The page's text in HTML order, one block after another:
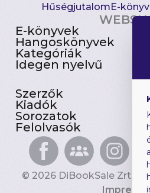
HűségjutalomE-
E-könyvek
Hangoskönyvek
Kategóriák
Idegen nyelvű
Szerzők
Kiadók
Sorozatok
Felolvasók
© 2026 DiBookSale Zrt.